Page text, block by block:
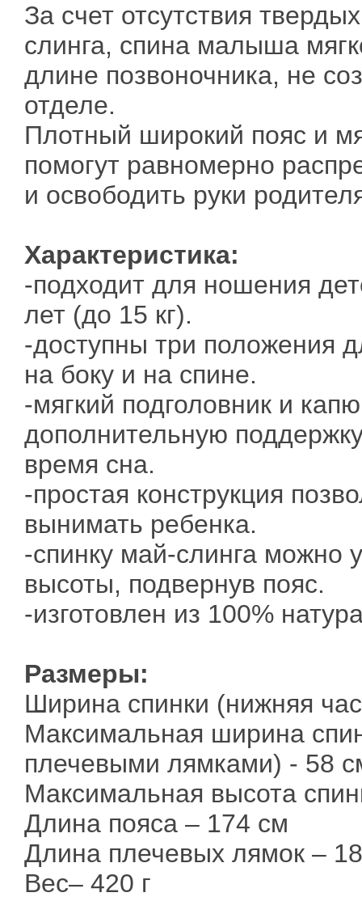
За счет отсутствия
слинга, спина малыша
длине позвоночника, не
отделе.
Плотный широкий пояс и
помогут равномерно
и освободить руки
Характеристика:
-подходит для ношения
лет (до 15 кг).
-доступны три положения
на боку и на спине.
-мягкий подголовник и
дополнительную
время сна.
-простая конструкция
вынимать ребенка.
-cпинку май-слинга
высоты, подвернув пояс.
-изготовлен из 100%
Размеры:
Ширина спинки (нижняя
Максимальная ширина
плечевыми лямками) - 58
Максимальная высота
Длина пояса – 174 см
Длина плечевых лямок –
Вес– 420 г